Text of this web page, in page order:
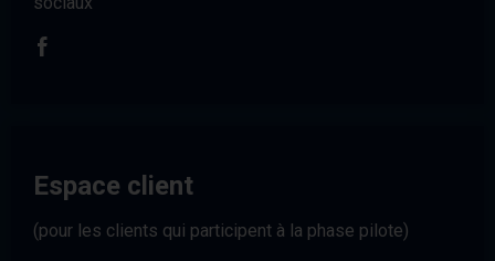
Espace client
(pour les clients qui participent à la phase pilote)